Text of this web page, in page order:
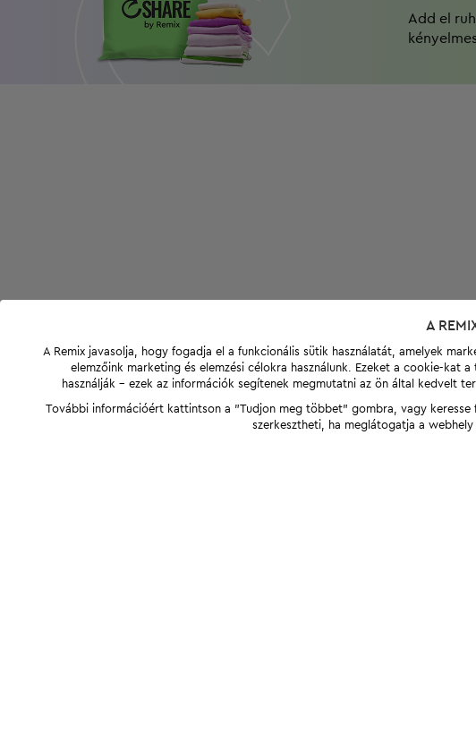
Add el
A
A Remix javasolja, hogy fogadja el a funkcionális sütik használatát, amelyek
elemzőink marketing és elemzési célokra használunk. Ezeket a cookie-kat
használják - ezek az információk segítenek megmutatni az ön által kedvelt
További információért kattintson a "Tudjon meg többet" gombra, vagy
szerkesztheti, ha meglátogatja a